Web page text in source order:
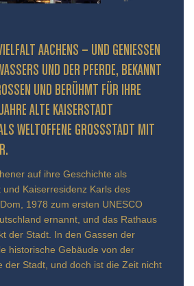
AACHENS – UND GENIESSEN S
UND DER PFERDE, BEKANNT D
UND BERÜHMT FÜR IHRE PR
ALTE KAISERSTADT PR
GROSSSTADT MIT HIS
auf ihre Geschichte als
Kaiserresidenz Karls des
1978 zum ersten UNESCO
ernannt, und das Rathaus
der Stadt. In den Gassen der
historische Gebäude von der
der Stadt, und doch ist die Zeit nicht